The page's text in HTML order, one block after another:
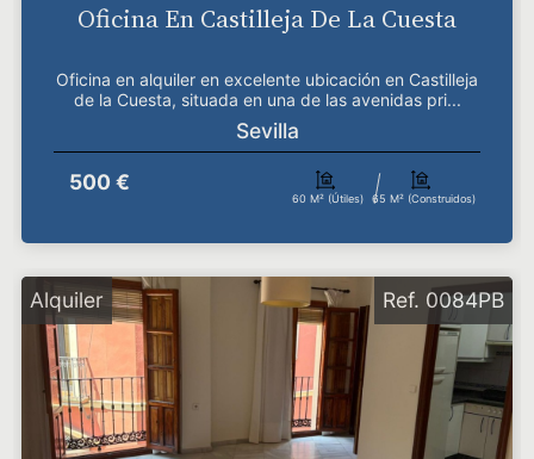
Oficina En Castilleja De La Cuesta
Oficina en alquiler en excelente ubicación en Castilleja
de la Cuesta, situada en una de las avenidas pri...
Sevilla
500 €
60 M² (útiles) 65 M² (construidos)
Alquiler Ref. 0084PB